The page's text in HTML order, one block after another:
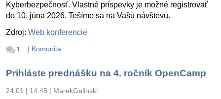
Kyberbezpečnosť. Vlastné príspevky je možné registrovať
do 10. júna 2026. Tešíme sa na Vašu návštevu.
Zdroj: Web konferencie
1 | Komunita
Prihláste prednášku na 4. ročník OpenCamp
24.01 | 14:45 | MarekGalinski